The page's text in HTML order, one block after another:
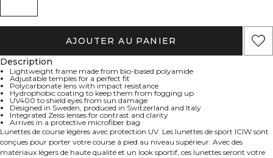
AJOUTER AU PANIER
Description
Lightweight frame made from bio-based polyamide
Adjustable temples for a perfect fit
Polycarbonate lens with impact resistance
Hydrophobic coating to keep them from fogging up
UV400 to shield eyes from sun damage
Designed in Sweden, produced in Switzerland and Italy
Integrated Zeiss lenses for contrast and clarity
Arrives in a protective microfiber bag
Lunettes de course légères avec protection UV. Les lunettes de sport ICIW sont
conçues pour porter votre course à pied au niveau supérieur. Avec des
matériaux légers de haute qualité et un look sportif, ces lunettes seront votre